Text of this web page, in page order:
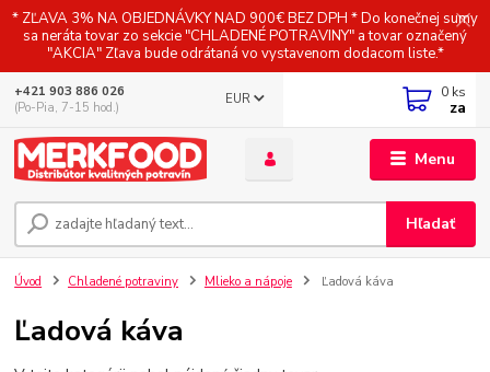
* ZĽAVA 3% NA OBJEDNÁVKY NAD 900€ BEZ DPH * Do konečnej sumy
sa neráta tovar zo sekcie "CHLADENÉ POTRAVINY" a tovar označený
"AKCIA" Zľava bude odrátaná vo vystavenom dodacom liste.*
Menu
EUR
Hľadať
+421 903 886 026
(Po-Pia, 7-15 hod.)
0 ks
za
Úvod Chladené potraviny Mlieko a nápoje Ľadová káva
Ľadová káva